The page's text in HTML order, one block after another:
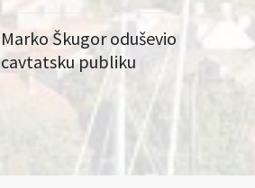
Marko Škugor oduševio
cavtatsku publiku